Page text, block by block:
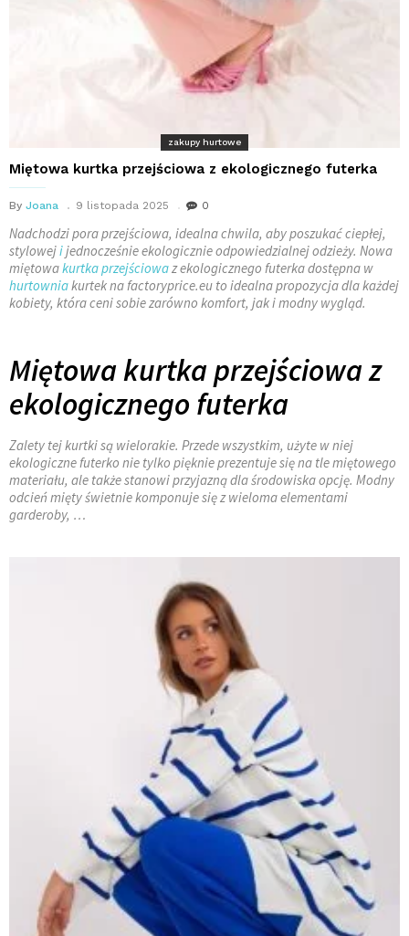
zakupy hurtowe
Miętowa kurtka przejściowa z ekologicznego futerka
By Joana 9 listopada 2025 0
Nadchodzi pora przejściowa, idealna chwila, aby poszukać ciepłej,
stylowejijednocześnie ekologicznie odpowiedzialnej odzieży. Nowa
miętowakurtka przejściowaz ekologicznego futerka dostępna w
hurtowniakurtek na factoryprice.eu to idealna propozycja dla każdej
kobiety, która ceni sobie zarówno komfort, jak i modny wygląd.
Miętowa kurtka przejściowa z
ekologicznego futerka
Zalety tej kurtki są wielorakie. Przede wszystkim, użyte w niej
ekologiczne futerko nie tylko pięknie prezentuje się na tle miętowego
materiału, ale także stanowi przyjazną dla środowiska opcję. Modny
odcień mięty świetnie komponuje się z wieloma elementami
garderoby, …